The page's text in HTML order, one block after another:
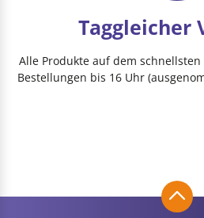
Taggleicher
Alle Produkte auf dem
Bestellungen bis 16 Uhr